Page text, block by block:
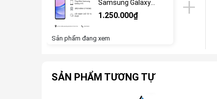
Samsung Galaxy
A15
1.250.000₫
Sản phẩm đang xem
SẢN PHẨM TƯƠNG TỰ